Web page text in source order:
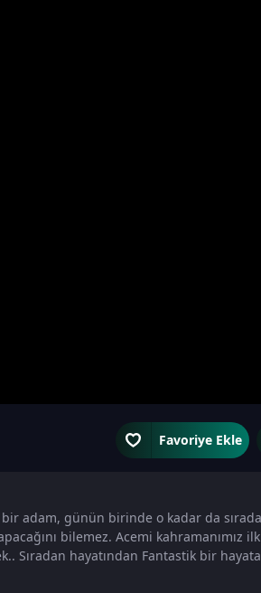
Favoriye Ekle
adam, günün birinde o kadar da
bilemez. Acemi kahramanımız
Sıradan hayatından Fantastik bir